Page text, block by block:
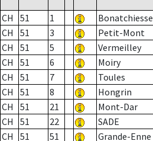
CH
51 1 Bonatchiesse
CH
51 3 Petit-Mont
CH
51 5 Vermeilley
CH
51 6 Moiry
CH
51 7 Toules
CH
51 8 Hongrin
CH
51 21 Mont-Dar
CH
51 22 SADE
CH
51 51 Grande-Enne